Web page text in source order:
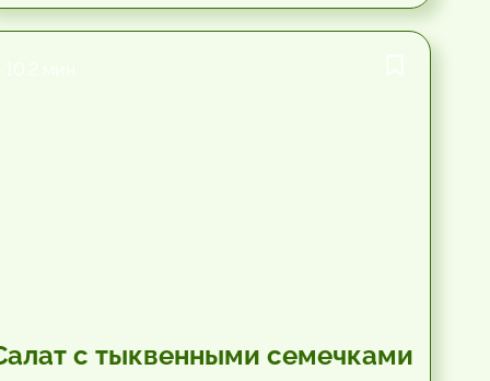
с тыквенными семечками